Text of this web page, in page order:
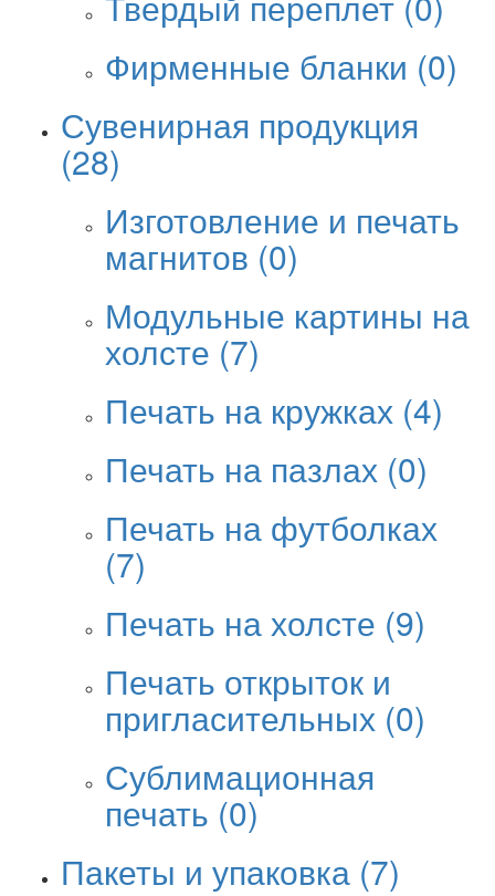
Фирменные бланки (0)
Сувенирная продукция
(28)
Изготовление и печать
магнитов (0)
Модульные картины на
холсте (7)
Печать на кружках (4)
Печать на пазлах (0)
Печать на футболках
(7)
Печать на холсте (9)
Печать открыток и
пригласительных (0)
Сублимационная
печать (0)
Пакеты и упаковка (7)